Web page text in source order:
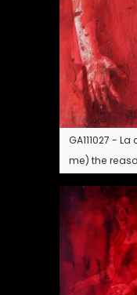
GA111027 -
me) the